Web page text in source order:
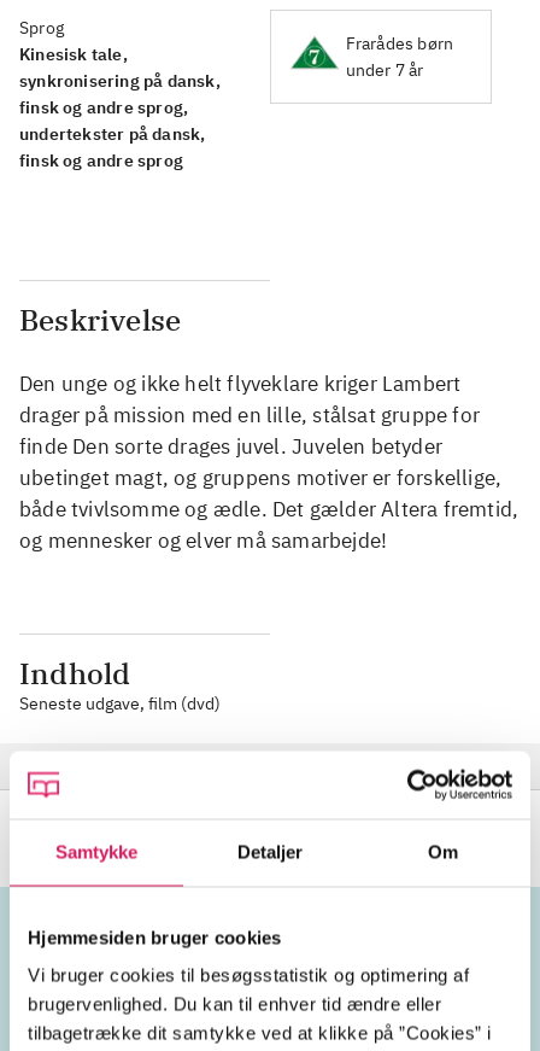
Samtykke Detaljer Om
Hjemmesiden bruger cookies
Vi bruger cookies til besøgsstatistik og optimering af
brugervenlighed. Du kan til enhver tid ændre eller
tilbagetrække dit samtykke ved at klikke på ”Cookies” i
Sprog
Kinesisk tale,
synkronisering på dansk,
finsk og andre sprog,
undertekster på dansk,
finsk og andre sprog
Frarådes børn
under 7 år
Beskrivelse
Den unge og ikke helt flyveklare kriger Lambert
drager på mission med en lille, stålsat gruppe for
finde Den sorte drages juvel. Juvelen betyder
ubetinget magt, og gruppens motiver er forskellige,
både tvivlsomme og ædle. Det gælder Altera fremtid,
og mennesker og elver må samarbejde!
Indhold
Seneste udgave, film (dvd)
Bonus
Emneord